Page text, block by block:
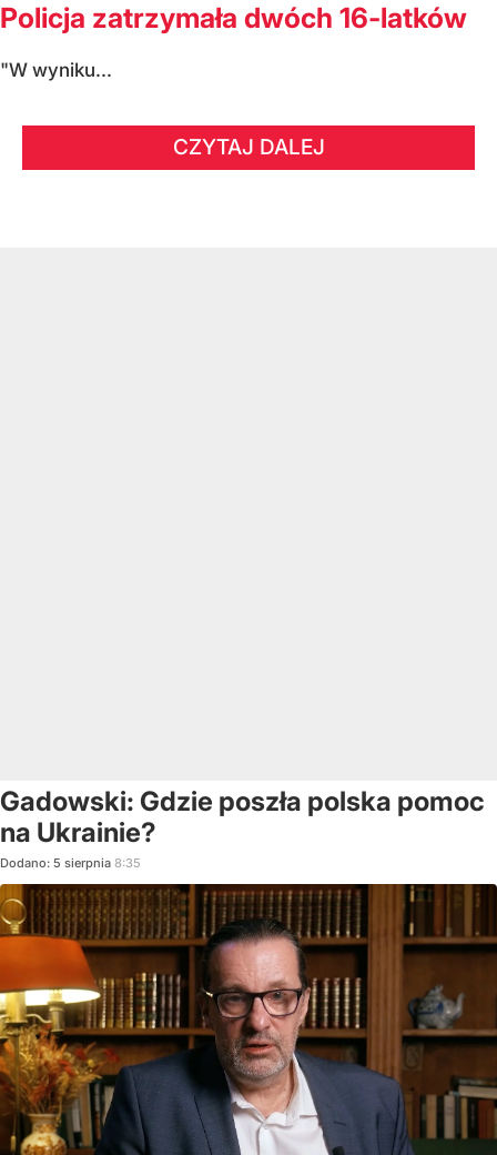
Policja zatrzymała dwóch 16-latków
"W wyniku...
CZYTAJ DALEJ
Gadowski: Gdzie poszła polska pomoc
na Ukrainie?
Dodano: 5 sierpnia 8:35